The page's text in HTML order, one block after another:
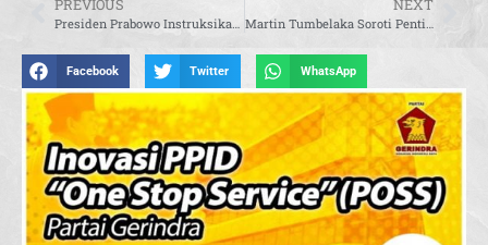
PREVIOUS NEXT
Facebook Twitter WhatsApp